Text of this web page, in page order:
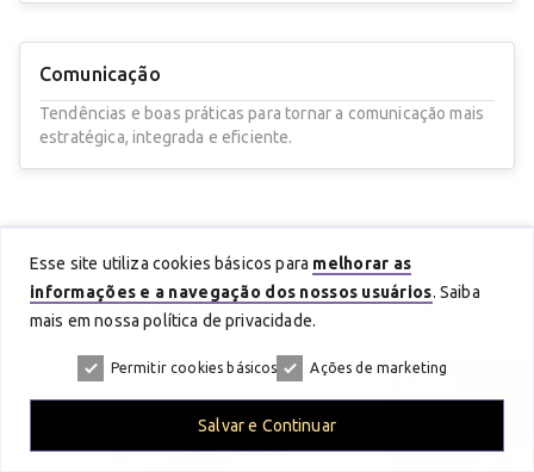
Comunicação
Tendências e boas práticas para tornar a comunicação mais
estratégica, integrada e eficiente.
Últimas doBlog Ver mais
Esse site utiliza cookies básicos para melhorar as
informações e a navegação dos nossos usuários. Saiba
mais em nossa política de privacidade.
Permitir cookies básicos Ações de marketing
Salvar e Continuar